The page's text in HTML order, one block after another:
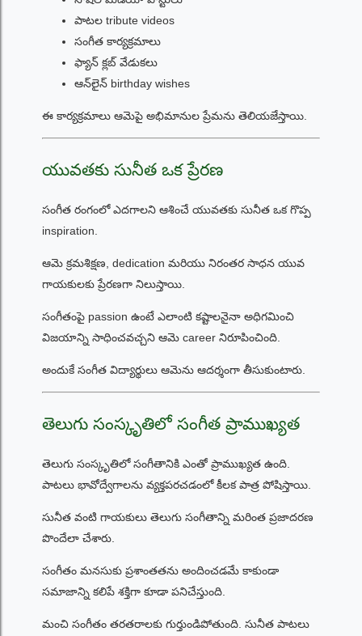
పాటల tribute videos
సంగీత కార్యక్రమాలు
ఫ్యాన్ క్లబ్ వేడుకలు
ఆన్‌లైన్ birthday wishes
ఈ కార్యక్రమాలు ఆమెపై అభిమానుల ప్రేమను తెలియజేస్తాయి.
యువతకు సునీత ఒక ప్రేరణ
సంగీత రంగంలో ఎదగాలని ఆశించే యువతకు సునీత ఒక గొప్ప
inspiration.
ఆమె క్రమశిక్షణ, dedication మరియు నిరంతర సాధన యువ
గాయకులకు ప్రేరణగా నిలుస్తాయి.
సంగీతంపై passion ఉంటే ఎలాంటి కష్టాలనైనా అధిగమించి
విజయాన్ని సాధించవచ్చని ఆమె career నిరూపించింది.
అందుకే సంగీత విద్యార్థులు ఆమెను ఆదర్శంగా తీసుకుంటారు.
తెలుగు సంస్కృతిలో సంగీత ప్రాముఖ్యత
తెలుగు సంస్కృతిలో సంగీతానికి ఎంతో ప్రాముఖ్యత ఉంది.
పాటలు భావోద్వేగాలను వ్యక్తపరచడంలో కీలక పాత్ర పోషిస్తాయి.
సునీత వంటి గాయకులు తెలుగు సంగీతాన్ని మరింత ప్రజాదరణ
పొందేలా చేశారు.
సంగీతం మనసుకు ప్రశాంతతను అందించడమే కాకుండా
సమాజాన్ని కలిపే శక్తిగా కూడా పనిచేస్తుంది.
మంచి సంగీతం తరతరాలకు గుర్తుండిపోతుంది. సునీత పాటలు